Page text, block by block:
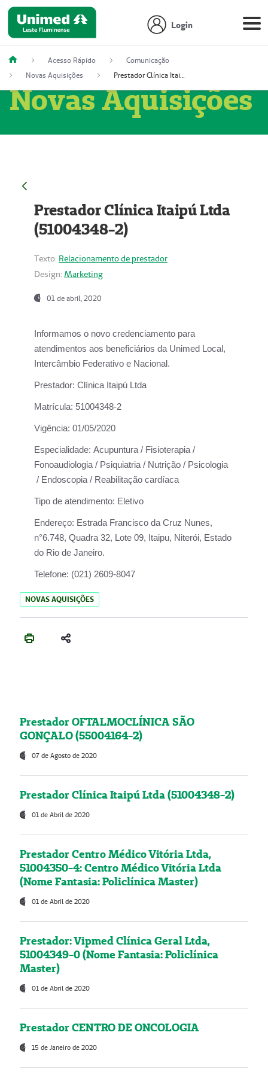
Login
Acesso Rápido
Comunicação
Novas Aquisições
Prestador Clínica Itaipú Ltda (51004348-2)
Novas Aquisições
Prestador Clínica Itaipú Ltda
(51004348-2)
Texto: Relacionamento de prestador
Design: Marketing
01 de abril, 2020
Informamos o novo credenciamento para
atendimentos aos beneficiários da Unimed Local,
Intercâmbio Federativo e Nacional.
Prestador: Clínica Itaipú Ltda
Matrícula: 51004348-2
Vigência: 01/05/2020
Especialidade: Acupuntura / Fisioterapia /
Fonoaudiologia / Psiquiatria / Nutrição / Psicologia
/ Endoscopia / Reabilitação cardíaca
Tipo de atendimento: Eletivo
Endereço: Estrada Francisco da Cruz Nunes,
n°6.748, Quadra 32, Lote 09, Itaipu, Niterói, Estado
do Rio de Janeiro.
Telefone: (021) 2609-8047
NOVAS AQUISIÇÕES
Prestador OFTALMOCLÍNICA SÃO
GONÇALO (55004164-2)
07 de Agosto de 2020
Prestador Clínica Itaipú Ltda (51004348-2)
01 de Abril de 2020
Prestador Centro Médico Vitória Ltda,
51004350-4: Centro Médico Vitória Ltda
(Nome Fantasia: Policlínica Master)
01 de Abril de 2020
Prestador: Vipmed Clínica Geral Ltda,
51004349-0 (Nome Fantasia: Policlínica
Master)
01 de Abril de 2020
Prestador CENTRO DE ONCOLOGIA
15 de Janeiro de 2020